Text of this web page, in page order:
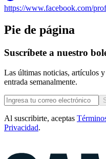
https://www.facebook.com/
Pie de página
Suscríbete a nuestro
Las últimas noticias, artículos
entrada semanalmente.
Al suscribirte, aceptas
Privacidad.